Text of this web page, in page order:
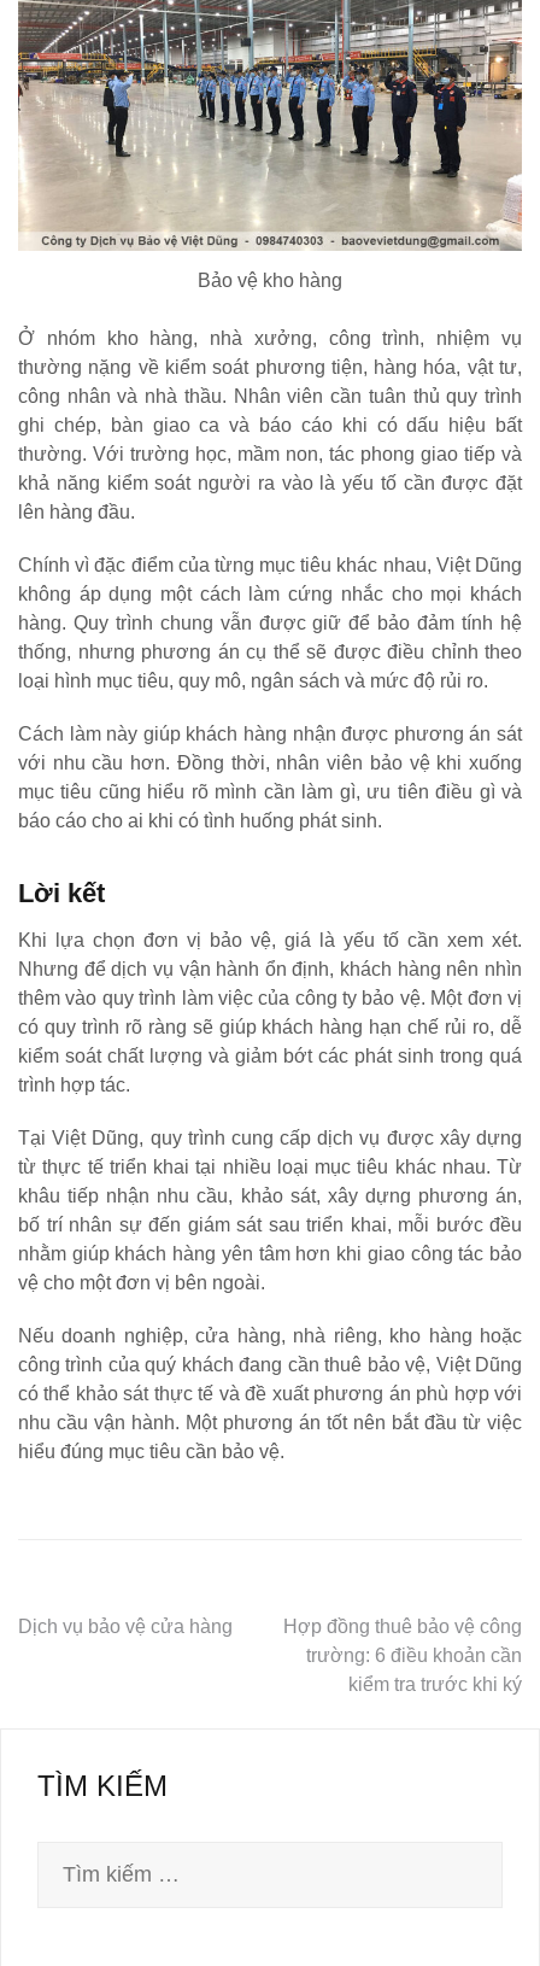
Bảo vệ kho hàng
Ở nhóm kho hàng, nhà xưởng, công trình, nhiệm vụ
thường nặng về kiểm soát phương tiện, hàng hóa, vật tư,
công nhân và nhà thầu. Nhân viên cần tuân thủ quy trình
ghi chép, bàn giao ca và báo cáo khi có dấu hiệu bất
thường. Với trường học, mầm non, tác phong giao tiếp và
khả năng kiểm soát người ra vào là yếu tố cần được đặt
lên hàng đầu.
Chính vì đặc điểm của từng mục tiêu khác nhau, Việt Dũng
không áp dụng một cách làm cứng nhắc cho mọi khách
hàng. Quy trình chung vẫn được giữ để bảo đảm tính hệ
thống, nhưng phương án cụ thể sẽ được điều chỉnh theo
loại hình mục tiêu, quy mô, ngân sách và mức độ rủi ro.
Cách làm này giúp khách hàng nhận được phương án sát
với nhu cầu hơn. Đồng thời, nhân viên bảo vệ khi xuống
mục tiêu cũng hiểu rõ mình cần làm gì, ưu tiên điều gì và
báo cáo cho ai khi có tình huống phát sinh.
Lời kết
Khi lựa chọn đơn vị bảo vệ, giá là yếu tố cần xem xét.
Nhưng để dịch vụ vận hành ổn định, khách hàng nên nhìn
thêm vào quy trình làm việc của công ty bảo vệ. Một đơn vị
có quy trình rõ ràng sẽ giúp khách hàng hạn chế rủi ro, dễ
kiểm soát chất lượng và giảm bớt các phát sinh trong quá
trình hợp tác.
Tại Việt Dũng, quy trình cung cấp dịch vụ được xây dựng
từ thực tế triển khai tại nhiều loại mục tiêu khác nhau. Từ
khâu tiếp nhận nhu cầu, khảo sát, xây dựng phương án,
bố trí nhân sự đến giám sát sau triển khai, mỗi bước đều
nhằm giúp khách hàng yên tâm hơn khi giao công tác bảo
vệ cho một đơn vị bên ngoài.
Nếu doanh nghiệp, cửa hàng, nhà riêng, kho hàng hoặc
công trình của quý khách đang cần thuê bảo vệ, Việt Dũng
có thể khảo sát thực tế và đề xuất phương án phù hợp với
nhu cầu vận hành. Một phương án tốt nên bắt đầu từ việc
hiểu đúng mục tiêu cần bảo vệ.
viết
Dịch vụ bảo vệ cửa hàng
Hợp đồng thuê bảo vệ công
trường: 6 điều khoản cần
kiểm tra trước khi ký
TÌM KIẾM
kiếm